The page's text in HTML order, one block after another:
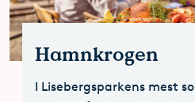
Hamnkrogen
I Lisebergsparkens mest